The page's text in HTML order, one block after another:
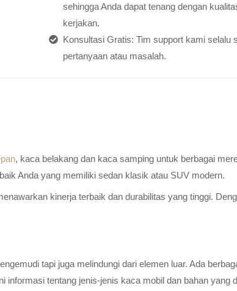
sehingga Anda dapat tenang dengan
kerjakan.
Konsultasi Gratis: Tim support kami selalu
pertanyaan atau masalah.
, kaca belakang dan kaca samping untuk berbagai
Anda yang memiliki sedan klasik atau SUV modern.
kinerja terbaik dan durabilitas yang tinggi.
tapi juga melindungi dari elemen luar. Ada
tentang jenis-jenis kaca mobil dan bahan yang